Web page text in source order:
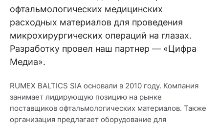
офтальмологических медицинских
расходных материалов для проведения
микрохирургических операций на глазах.
Разработку провел наш партнер — «Цифра
Медиа».
RUMEX BALTICS SIA основали в 2010 году. Компания
занимает лидирующую позицию на рынке
поставщиков офтальмологических материалов. Также
организация предлагает оборудование для